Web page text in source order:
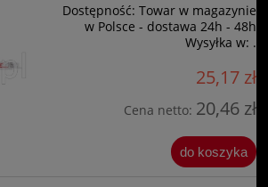
Dostępność: Towar w magazynie
w Polsce - dostawa 24h - 48h
Wysyłka w: .
25,17 zł
Cena netto: 20,46 zł
do koszyka